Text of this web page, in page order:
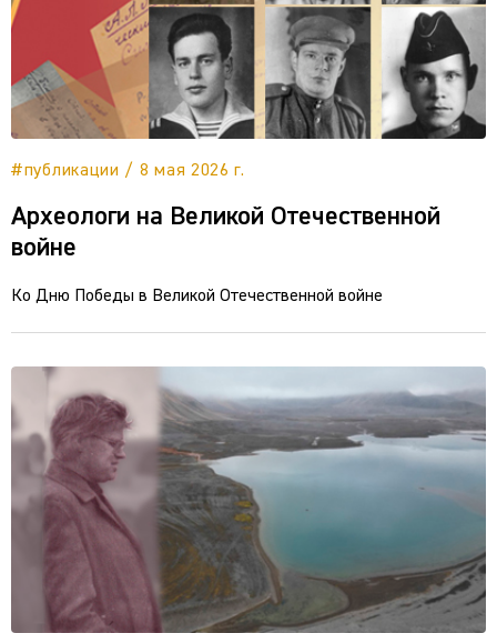
#публикации / 8 мая 2026 г.
Археологи на Великой Отечественной
войне
Ко Дню Победы в Великой Отечественной войне